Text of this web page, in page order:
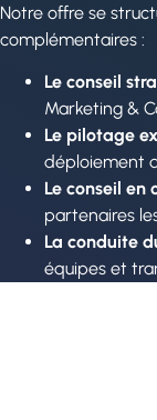
Notre offre se
complémentaires :
Le conseil
Marketing &
Le pilotage
déploiement
Le conseil en
partenaires
La conduite
équipes et